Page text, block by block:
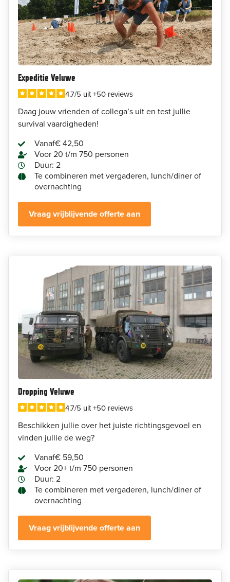
Expeditie Veluwe
4.7/5 uit +50 reviews
Daag jouw vrienden of collega’s uit en test jullie
survival vaardigheden!
Vanaf€ 42,50
Voor 20 t/m 750 personen
Duur: 2
Te combineren met vergaderen, lunch/diner of
overnachting
Vraag vrijblijvende offerte aan
Dropping Veluwe
4.7/5 uit +50 reviews
Beschikken jullie over het juiste richtingsgevoel en
vinden jullie de weg?
Vanaf€ 59,50
Voor 20+ t/m 750 personen
Duur: 2
Te combineren met vergaderen, lunch/diner of
overnachting
Vraag vrijblijvende offerte aan